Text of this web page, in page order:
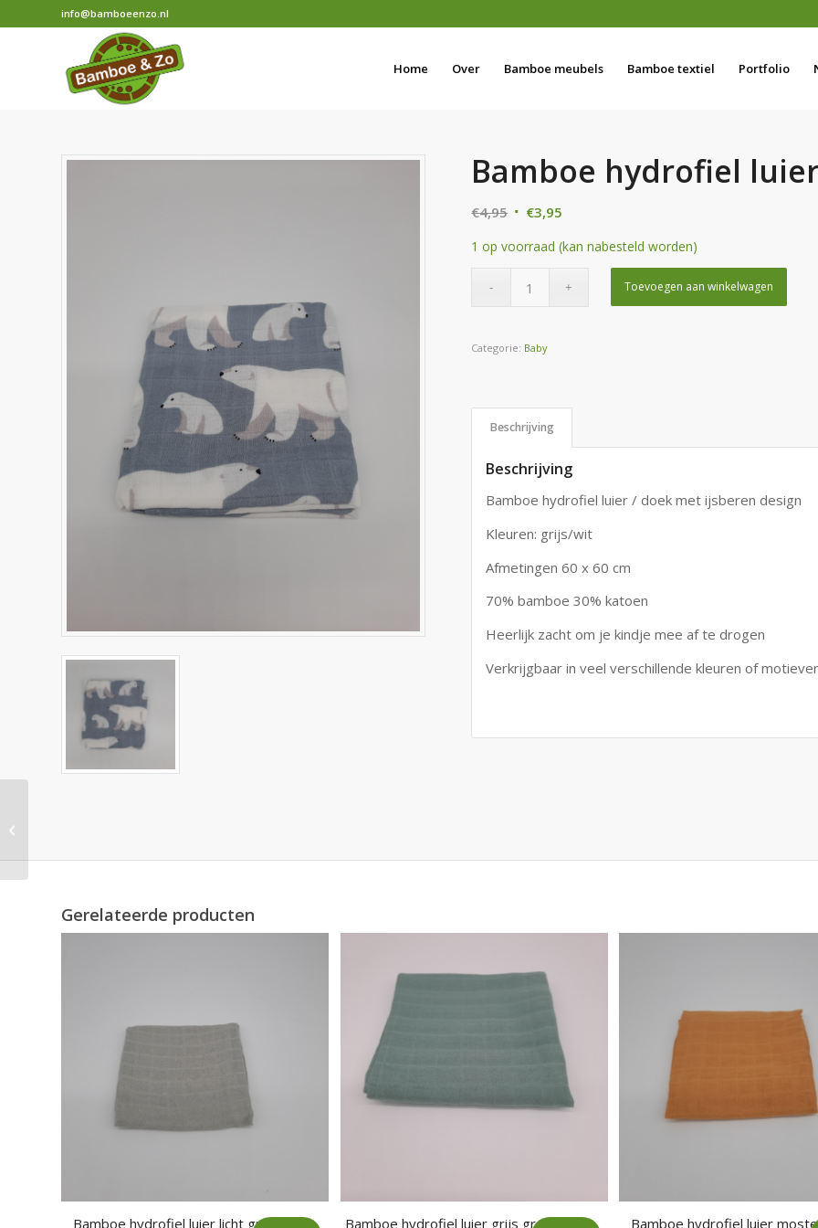
info@bamboeenzo.nl
Home Over Bamboe meubels Bamboe textiel Portfolio
Bamboe hydrofiel
€4,95 Oorspronkelijke
was:
€3,95
is:
1 op voorraad (kan nabesteld worden)
Toevoegen aan winkelwagen
Categorie: Baby
Beschrijving
Beschrijving
Bamboe hydrofiel luier / doek met ijsberen design
Kleuren: grijs/wit
Afmetingen 60 x 60 cm
70% bamboe 30% katoen
Heerlijk zacht om je kindje mee af te drogen
Verkrijgbaar in veel verschillende kleuren of
Gerelateerde producten
Bamboe hydrofiel luier licht grijs
Bamboe hydrofiel luier grijs groen
Bamboe hydrofiel luier